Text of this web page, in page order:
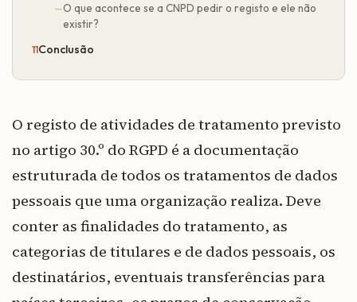
O que acontece se a CNPD pedir o registo e ele não
existir?
Conclusão
O registo de atividades de tratamento previsto
no artigo 30.º do RGPD é a documentação
estruturada de todos os tratamentos de dados
pessoais que uma organização realiza. Deve
conter as finalidades do tratamento, as
categorias de titulares e de dados pessoais, os
destinatários, eventuais transferências para